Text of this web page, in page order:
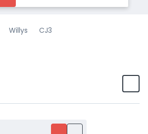
Willys CJ3